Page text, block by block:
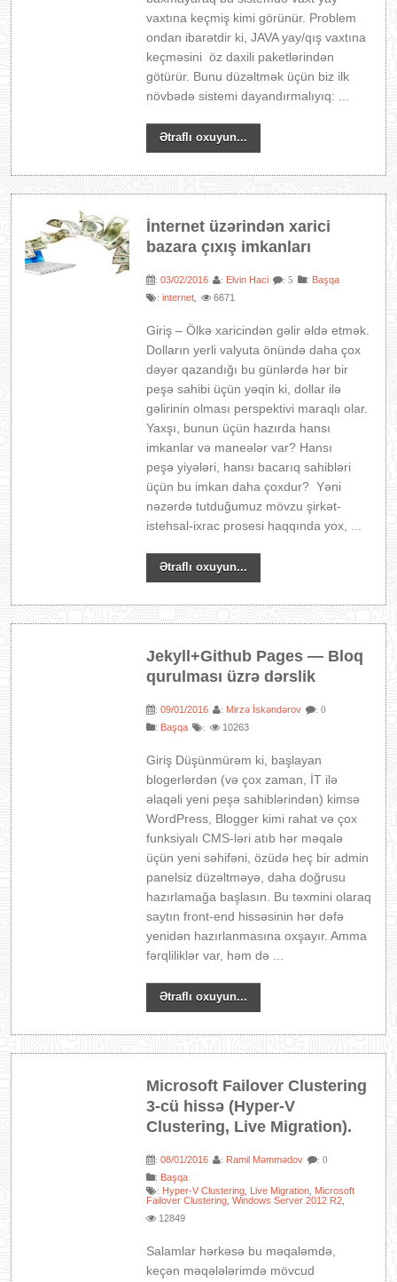
vaxtına keçmiş kimi görünür. Problem
ondan ibarətdir ki, JAVA yay/qış vaxtına
keçməsini öz daxili paketlərindən
götürür. Bunu düzəltmək üçün biz ilk
növbədə sistemi dayandırmalıyıq: ...
Ətraflı oxuyun...
İnternet üzərindən xarici
bazara çıxış imkanları
:03/02/2016 : Elvin Haci : 5 : Başqa
:internet 6671
Giriş – Ölkə xaricindən gəlir əldə etmək.
Dolların yerli valyuta önündə daha çox
dəyər qazandığı bu günlərdə hər bir
peşə sahibi üçün yəqin ki, dollar ilə
gəlirinin olması perspektivi maraqlı olar.
Yaxşı, bunun üçün hazırda hansı
imkanlar və maneələr var? Hansı
peşə yiyələri, hansı bacarıq sahibləri
üçün bu imkan daha çoxdur? Yəni
nəzərdə tutduğumuz mövzu şirkət-
istehsal-ixrac prosesi haqqında yox, ...
Ətraflı oxuyun...
Jekyll+Github Pages — Bloq
qurulması üzrə dərslik
:09/01/2016 : Mirzə İskəndərov : 0
: Başqa : 10263
Giriş Düşünmürəm ki, başlayan
blogerlərdən (və çox zaman, İT ilə
əlaqəli yeni peşə sahiblərindən) kimsə
WordPress, Blogger kimi rahat və çox
funksiyalı CMS-ləri atıb hər məqalə
üçün yeni səhifəni, özüdə heç bir admin
panelsiz düzəltməyə, daha doğrusu
hazırlamağa başlasın. Bu təxmini olaraq
saytın front-end hissəsinin hər dəfə
yenidən hazırlanmasına oxşayır. Amma
fərqliliklər var, həm də ...
Ətraflı oxuyun...
Microsoft Failover Clustering
3-cü hissə (Hyper-V
Clustering, Live Migration).
:08/01/2016 : Ramil Məmmədov : 0
: Başqa
: Hyper-V Clustering Live Migration Microsoft
Failover Clustering ,Windows Server 2012 R2
12849
Salamlar hərkəsə bu məqaləmdə,
keçən məqələlərimdə mövcud